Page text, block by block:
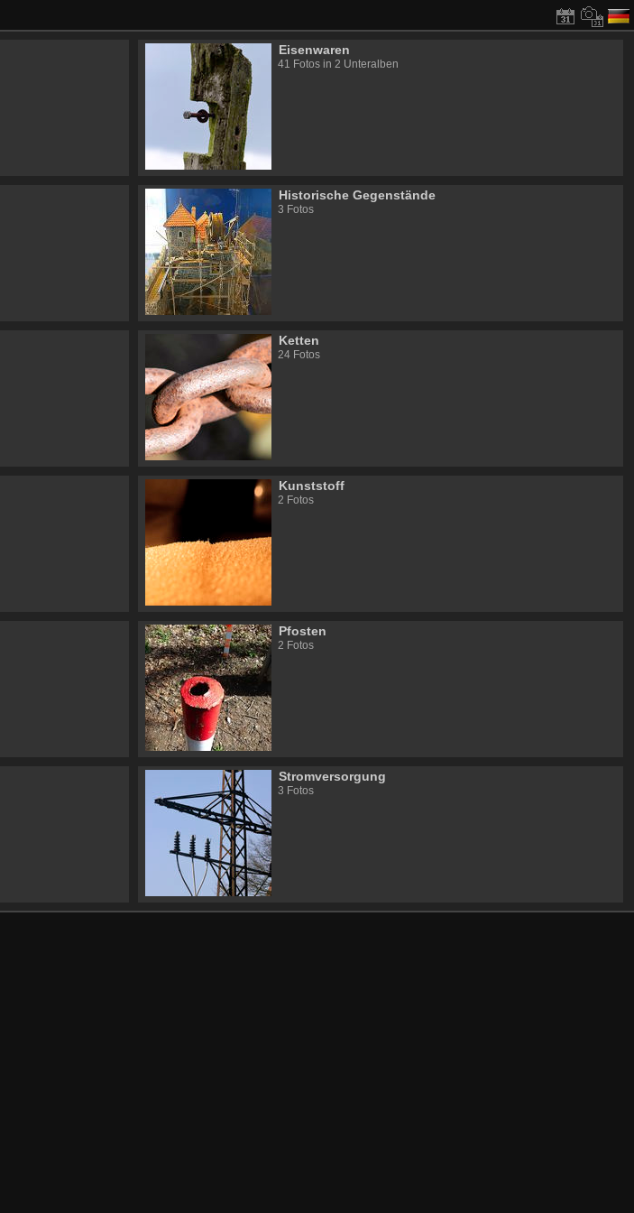
Eisenwaren
41 Fotos in 2 Unteralben
Historische Gegenstände
3 Fotos
Ketten
24 Fotos
Kunststoff
2 Fotos
Pfosten
2 Fotos
Stromversorgung
3 Fotos